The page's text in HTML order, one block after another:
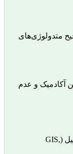
متدولوژی‌های
آکادمیک و عدم
تسلط بر ابزارهای تحلیل (GIS,